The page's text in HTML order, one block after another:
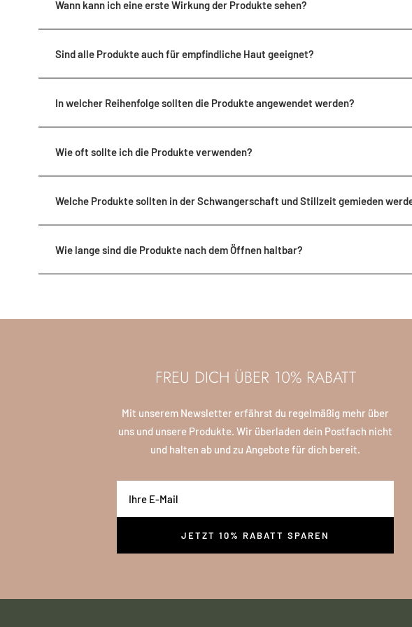
Wann kann ich eine erste Wirkung der Produkte sehen?
Sind alle Produkte auch für empfindliche Haut geeignet?
In welcher Reihenfolge sollten die Produkte angewendet werden?
Wie oft sollte ich die Produkte verwenden?
Welche Produkte sollten in der Schwangerschaft und Stillzeit gemieden
Wie lange sind die Produkte nach dem Öffnen haltbar?
FREU DICH ÜBER 10% RABATT
Mit unserem Newsletter erfährst du regelmäßig mehr über
uns und unsere Produkte. Wir überladen dein Postfach nicht
und halten ab und zu Angebote für dich bereit.
Ihre E-Mail
JETZT 10% RABATT SPAREN